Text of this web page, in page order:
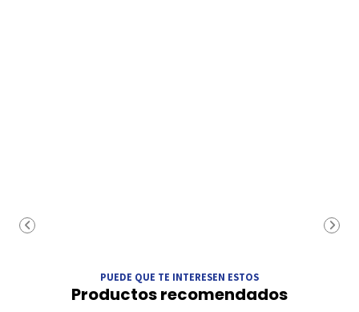
PUEDE QUE TE INTERESEN ESTOS
Productos recomendados